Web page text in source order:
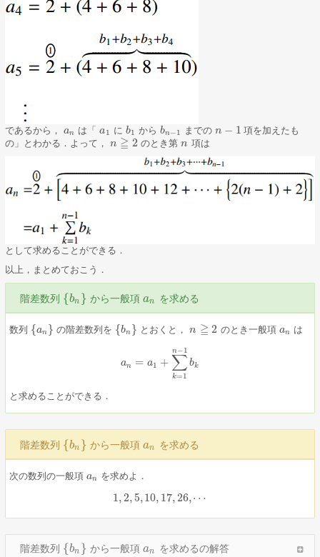
であるから， an
an は「a1
a1 にb1
b1 から bn−1
bn−1 までの n − 1
n−1
項を加えたも
の」とわかる．よって， n ≧ 2
n≧2 のとき第n
n 項は
として求めることができる．
以上，まとめておこう．
階差数列 {bn }
{ bn} から一般項an
an を求める
数列 {an }
{an} の階差数列を {bn }
{bn} とおくと，n ≧ 2
n≧2 のとき一般項 an
an は
an = a1 + ∑
k=1
n−1
bk
an=a1 +∑ k= n− 1bk
と求めることができる．
階差数列 {bn }
{ bn} から一般項an
an を求める
次の数列の一般項 an
an を求めよ．
1,2,5,10, 17,26,⋯
1,2,5 ,10, 17,26,⋯
階差数列 {bn }
{ bn} から一般項an
an を求めるの解答